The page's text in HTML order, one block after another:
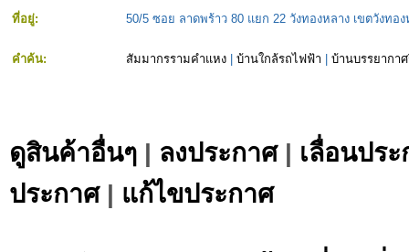
ที่อยู่:
50/5 ซอย ลาดพร้าว 80 แยก 22 วังทองหลาง เขตวังทอ
คำค้น: สัมมากรรามคำแหง บ้านใกล้รถไฟฟ้า บ้านบรรยากา
ดูสินค้าอื่นๆ | ลงประกาศ| เลื่อนปร
ประกาศ| แก้ไขประกาศ